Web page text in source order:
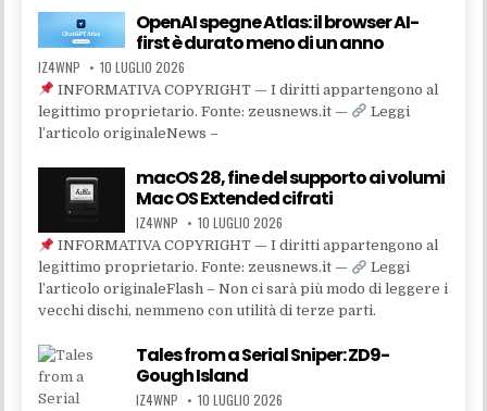
OpenAI spegne Atlas: il browser AI-
first è durato meno di un anno
IZ4WNP 10 LUGLIO 2026
INFORMATIVA COPYRIGHT — I diritti appartengono al
legittimo proprietario. Fonte: zeusnews.it —
Leggi
l’articolo originaleNews –
macOS 28, fine del supporto ai volumi
Mac OS Extended cifrati
IZ4WNP 10 LUGLIO 2026
INFORMATIVA COPYRIGHT — I diritti appartengono al
legittimo proprietario. Fonte: zeusnews.it —
Leggi
l’articolo originaleFlash – Non ci sarà più modo di leggere i
vecchi dischi, nemmeno con utilità di terze parti.
Tales from a Serial Sniper: ZD9-
Gough Island
IZ4WNP 10 LUGLIO 2026